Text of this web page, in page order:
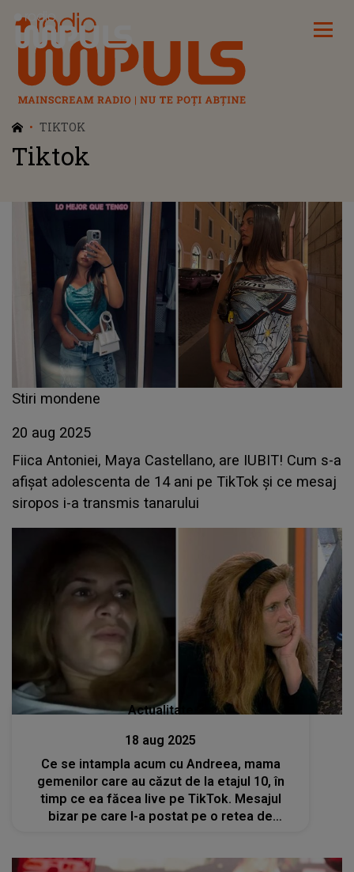
Radio Impuls
TIKTOK
Tiktok
Stiri mondene
20 aug 2025
Fiica Antoniei, Maya Castellano, are IUBIT! Cum s-a
afișat adolescenta de 14 ani pe TikTok și ce mesaj
siropos i-a transmis tanarului
Actualitate
18 aug 2025
Ce se intampla acum cu Andreea, mama
gemenilor care au căzut de la etajul 10, în
timp ce ea făcea live pe TikTok. Mesajul
bizar pe care l-a postat pe o retea de